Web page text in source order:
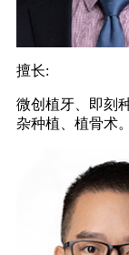
擅长:
微创植牙、即刻
杂种植、植骨术